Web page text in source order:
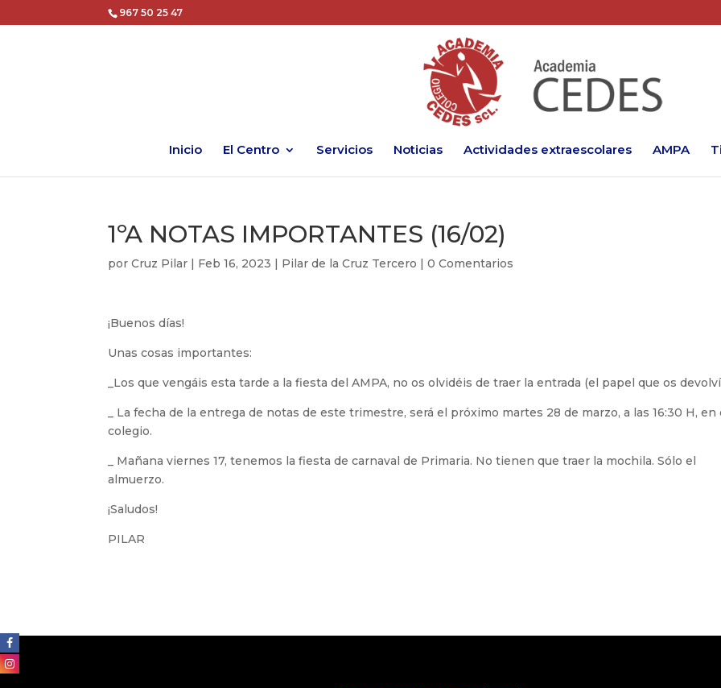
967 50 25 47
Inicio El Centro Servicios Noticias Actividades extraescolares AMPA
1ºA NOTAS IMPORTANTES (16/02)
porCruz Pilar | Feb 16, 2023 | Pilar de la Cruz Tercero |0 Comentarios
¡Buenos días!
Unas cosas importantes:
_Los que vengáis esta tarde a la fiesta del AMPA, no os olvidéis de traer la entrada (el papel que os
_ La fecha de la entrega de notas de este trimestre, será el próximo martes 28 de marzo, a las 16:30 H, en
colegio.
_ Mañana viernes 17, tenemos la fiesta de carnaval de Primaria. No tienen que traer la mochila. Sólo el
almuerzo.
¡Saludos!
PILAR